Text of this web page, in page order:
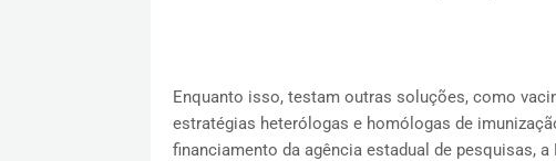
Enquanto isso, testam outras soluções, como
estratégias heterólogas e homólogas de
financiamento da agência estadual de pesquisas, a